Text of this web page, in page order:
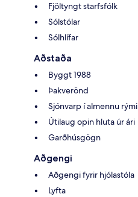
Fjöltyngt starfsfólk
Sólstólar
Sólhlífar
Aðstaða
Byggt 1988
Þakverönd
Sjónvarp í almennu rými
Útilaug opin hluta úr ári
Garðhúsgögn
Aðgengi
Aðgengi fyrir hjólastóla
Lyfta